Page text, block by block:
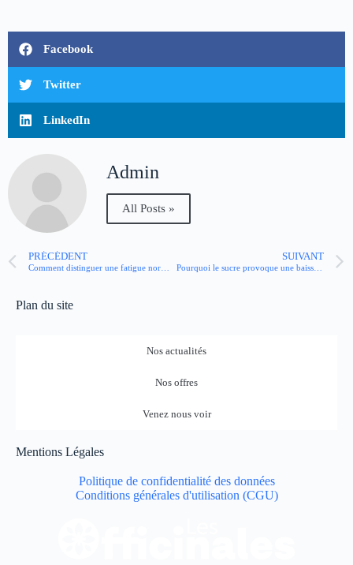
Facebook
Twitter
LinkedIn
Admin
All Posts »
PRÉCÉDENT SUIVANT
Pourquoi le sucre provoque une baisse d’énergie ?
Plan du site
Nos actualités
Nos offres
Venez nous voir
Mentions Légales
Politique de confidentialité des données
Conditions générales d'utilisation (CGU)